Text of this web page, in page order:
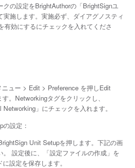
の設定をBrightAuthorの「BrightSignユ
実施します。実施必ず、ダイアグノスティ
有効にするにチェックを入れてくださ
ュー > Edit > Preference を押しEdit
。Networkingタグをクリックし、
Networking」にチェックを入れます。
設定：
Unit Setupを押します。下記の画
設定後に、「設定ファイルの作成」を
設定を保存します。